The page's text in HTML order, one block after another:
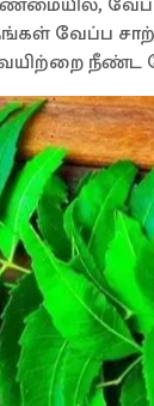
வேப்ப
நீண்ட